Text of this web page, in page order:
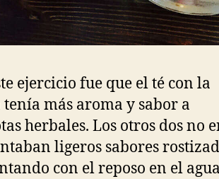
ejercicio fue que el té con la
más aroma y sabor a
herbales. Los otros dos no
ligeros sabores
con el reposo en el